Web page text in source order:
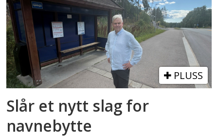
PLUSS
Slår et nytt slag for
navnebytte